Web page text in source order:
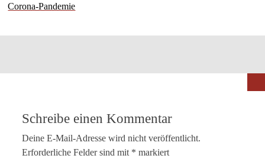
Corona-Pandemie
Schreibe einen Kommentar
Deine E-Mail-Adresse wird nicht veröffentlicht.
Erforderliche Felder sind mit * markiert